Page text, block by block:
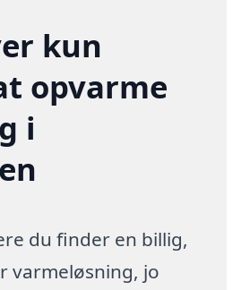
kun
opvarme
i
du finder en billig,
varmeløsning, jo